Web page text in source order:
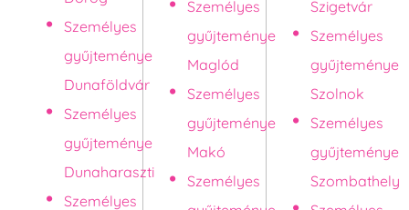
Személyes
gyűjteménye
Dunaföldvár
Személyes
gyűjteménye
Dunaharaszti
Személyes
Személyes
gyűjteménye
Maglód
Személyes
gyűjteménye
Makó
Személyes
Szigetvár
Személyes
gyűjteménye
Szolnok
Személyes
gyűjteménye
Szombathely